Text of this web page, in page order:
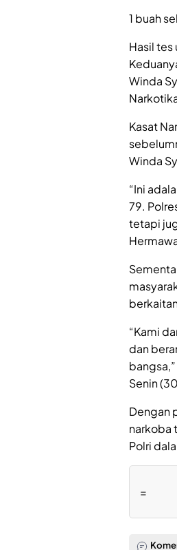
1 buah
Hasil
Winda
Kasat
Winda
“Ini
79.
tetapi
“Kami
dan
Senin
Dengan
narkoba
Polri
=